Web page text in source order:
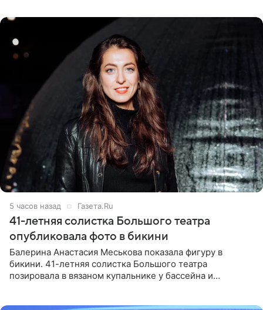
5 часов назад Газета.Ru
41-летняя солистка Большого театра
опубликовала фото в бикини
Балерина Анастасия Меськова показала фигуру в
бикини. 41-летняя солистка Большого театра
позировала в вязаном купальнике у бассейна и